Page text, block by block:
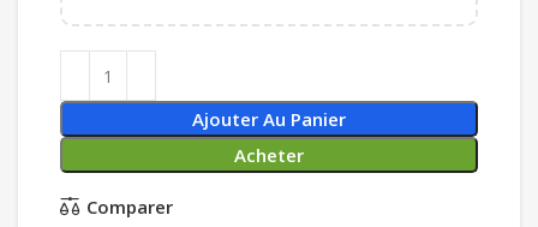
Ajouter Au Panier
Acheter
Comparer